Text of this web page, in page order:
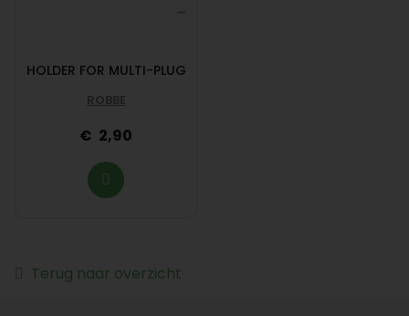
HOLDER FOR MULTI-PLUG
ROBBE
2,90
Terug naar overzicht